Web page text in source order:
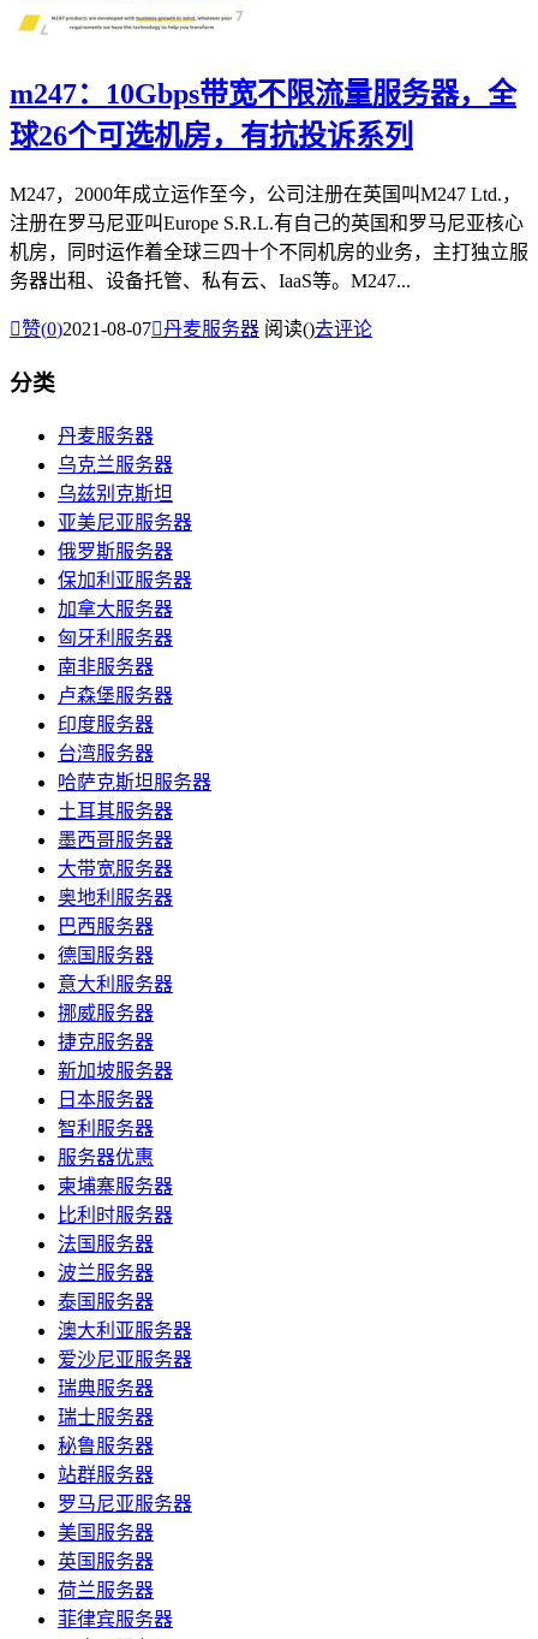
m247：10Gbps带宽不限流量服务器，全
球26个可选机房，有抗投诉系列
M247，2000年成立运作至今，公司注册在英国叫M247 Ltd.，
注册在罗马尼亚叫Europe S.R.L.有自己的英国和罗马尼亚核心
机房，同时运作着全球三四十个不同机房的业务，主打独立服
务器出租、设备托管、私有云、IaaS等。M247...
赞(0)2021-08-07丹麦服务器 阅读()去评论
分类
丹麦服务器
乌克兰服务器
乌兹别克斯坦
亚美尼亚服务器
俄罗斯服务器
保加利亚服务器
加拿大服务器
匈牙利服务器
南非服务器
卢森堡服务器
印度服务器
台湾服务器
哈萨克斯坦服务器
土耳其服务器
墨西哥服务器
大带宽服务器
奥地利服务器
巴西服务器
德国服务器
意大利服务器
挪威服务器
捷克服务器
新加坡服务器
日本服务器
智利服务器
服务器优惠
柬埔寨服务器
比利时服务器
法国服务器
波兰服务器
泰国服务器
澳大利亚服务器
爱沙尼亚服务器
瑞典服务器
瑞士服务器
秘鲁服务器
站群服务器
罗马尼亚服务器
美国服务器
英国服务器
荷兰服务器
菲律宾服务器